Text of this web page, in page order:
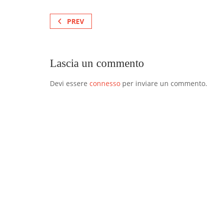
PREV
Lascia un commento
Devi essere connesso per inviare un commento.